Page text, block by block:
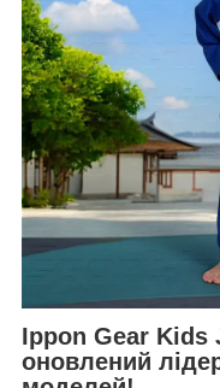
Ippon Gear Kids
оновлений